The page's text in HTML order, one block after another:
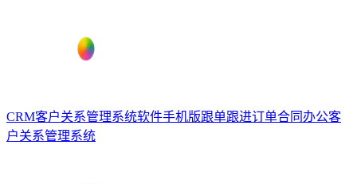
CRM客户关系管理系统软件手机版跟单跟进订单合同办公客
户关系管理系统